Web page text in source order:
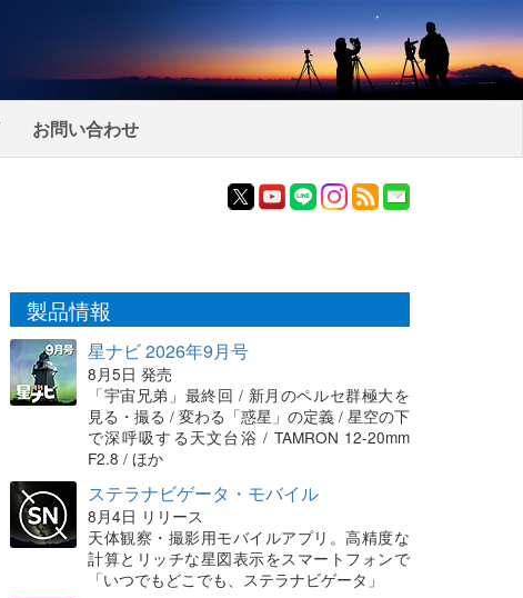
お問い合わせ
製品情報
星ナビ 2026年9月号
8月5日 発売
「宇宙兄弟」最終回 / 新月のペルセ群極大を
見る・撮る / 変わる「惑星」の定義 / 星空の下
で深呼吸する天文台浴 / TAMRON 12-20mm
F2.8 / ほか
ステラナビゲータ・モバイル
8月4日 リリース
天体観察・撮影用モバイルアプリ。高精度な
計算とリッチな星図表示をスマートフォンで
「いつでもどこでも、ステラナビゲータ」